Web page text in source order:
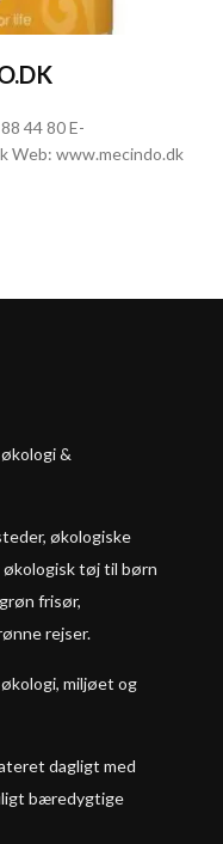
44 80E-
Web: www.mecindo.dk
&
økologiske
økologisk tøj til børn
frisør,
rejser.
miljøet og
dagligt med
bæredygtige